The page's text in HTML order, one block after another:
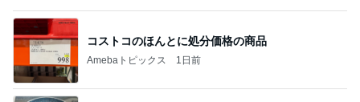
コストコのほんとに処分価格の商品
Amebaトピックス 1日前